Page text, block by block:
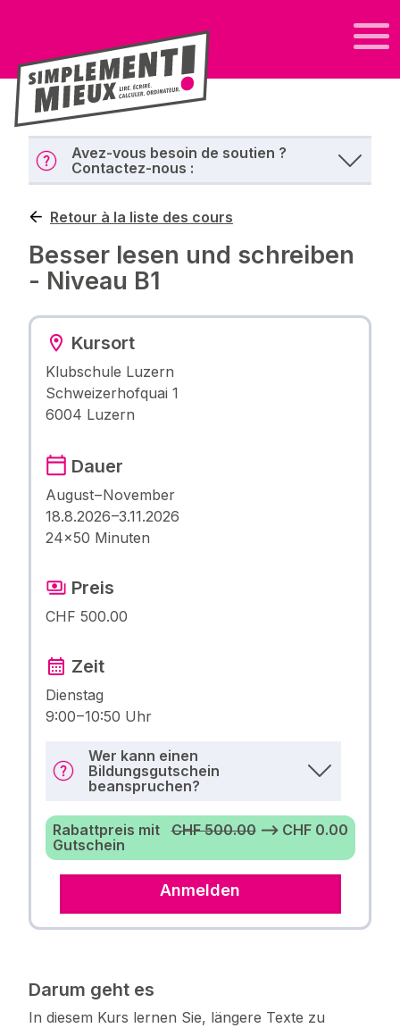
Avez-vous besoin de soutien ?
Contactez-nous :
Retour à la liste des cours
Besser lesen und schreiben
- Niveau B1
Kursort
Klubschule Luzern
Schweizerhofquai 1
6004 Luzern
Dauer
August – November
18.8.2026 –3.11.2026
24×50 Minuten
Preis
CHF 500.00
Zeit
Dienstag
9:00 – 10:50 Uhr
Wer kann einen
Bildungsgutschein
beanspruchen?
Rabattpreis mit
Gutschein
CHF 500.00⟶ CHF 0.00
Anmelden
Darum geht es
In diesem Kurs lernen Sie, längere Texte zu